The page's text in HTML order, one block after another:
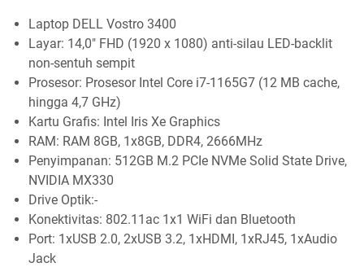
Laptop DELL Vostro 3400
Layar: 14,0" FHD (1920 x 1080) anti-silau LED-backlit
non-sentuh sempit
Prosesor: Prosesor Intel Core i7-1165G7 (12 MB cache,
hingga 4,7 GHz)
Kartu Grafis: Intel Iris Xe Graphics
RAM: RAM 8GB, 1x8GB, DDR4, 2666MHz
Penyimpanan: 512GB M.2 PCIe NVMe Solid State Drive,
NVIDIA MX330
Drive Optik:-
Konektivitas: 802.11ac 1x1 WiFi dan Bluetooth
Port: 1xUSB 2.0, 2xUSB 3.2, 1xHDMI, 1xRJ45, 1xAudio
Jack